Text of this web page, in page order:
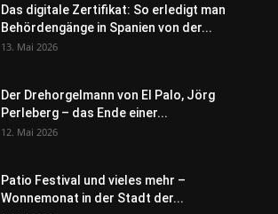
Das digitale Zertifikat: So erledigt man
Behördengänge in Spanien von der...
13. Mai 2026
Der Drehorgelmann von El Palo, Jörg
Perleberg – das Ende einer...
12. Mai 2026
Patio Festival und vieles mehr –
Wonnemonat in der Stadt der...